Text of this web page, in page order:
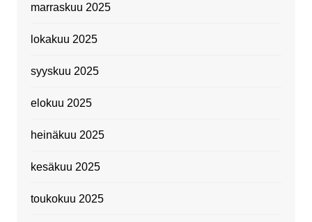
marraskuu 2025
lokakuu 2025
syyskuu 2025
elokuu 2025
heinäkuu 2025
kesäkuu 2025
toukokuu 2025